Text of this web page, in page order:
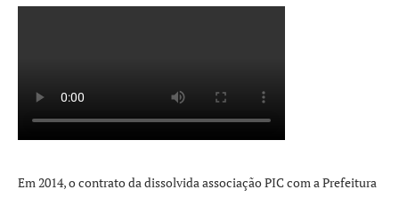
Em 2014, o contrato da dissolvida associação PIC com a Prefeitura